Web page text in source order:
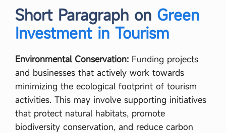
Short Paragraph on Green
Investment in Tourism
Environmental Conservation: Funding projects
and businesses that actively work towards
minimizing the ecological footprint of tourism
activities. This may involve supporting initiatives
that protect natural habitats, promote
biodiversity conservation, and reduce carbon